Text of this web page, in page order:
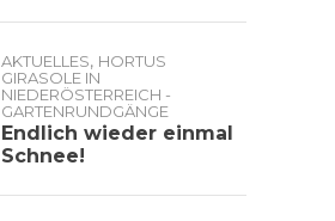
AKTUELLES, HORTUS
GIRASOLE IN
NIEDERÖSTERREICH -
GARTENRUNDGÄNGE
Endlich wieder einmal
Schnee!